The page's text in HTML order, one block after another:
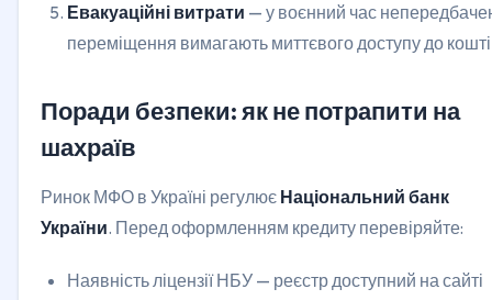
Евакуаційні витрати — у воєнний час
переміщення вимагають миттєвого доступу до
Поради безпеки: як не потрапити на
шахраїв
Ринок МФО в Україні регулює Національний банк
України. Перед оформленням кредиту перевіряйте:
Наявність ліцензії НБУ — реєстр доступний на сайті